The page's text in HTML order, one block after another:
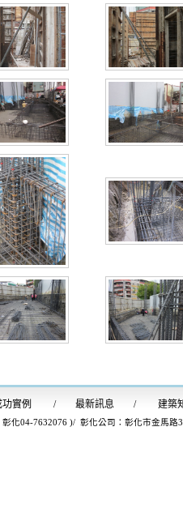
功實例 / 最新訊息 / 建築
化04-7632076 )/ 彰化公司：彰化市金馬路